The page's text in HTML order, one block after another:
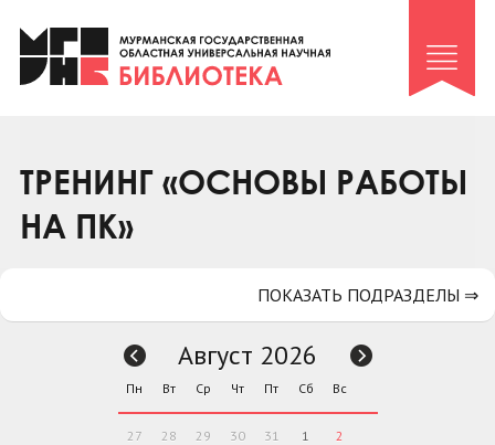
Клуб «Гиря и сельдерей»
Клуб «Семейный архив»
Коллегам
Контакты
ТРЕНИНГ «ОСНОВЫ РАБОТЫ
НА ПК»
ПОКАЗАТЬ ПОДРАЗДЕЛЫ ⇒
Август 2026
Пн Вт Ср Чт Пт Сб Вс
27 28 29 30 31 1 2